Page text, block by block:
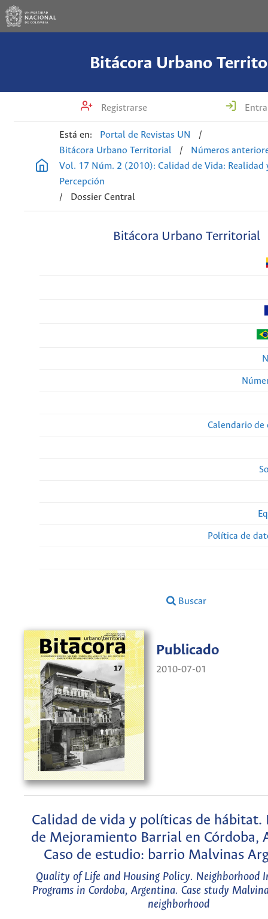
Bitácora Urbano
Registrarse
Está en: Portal de Revistas UN
/
Bitácora Urbano Territorial
/
Números
Vol. 17 Núm. 2 (2010): Calidad de Vida: Realidad
Percepción
/
Dossier Central
Bitácora Urbano Territorial
Calendario de
Política de
Buscar
Publicado
2010-07-01
Calidad de vida y políticas de hábitat.
de Mejoramiento Barrial en Córdoba,
Caso de estudio: barrio Malvinas
Quality of Life and Housing Policy. Neighborhood
Programs in Cordoba, Argentina. Case study
neighborhood